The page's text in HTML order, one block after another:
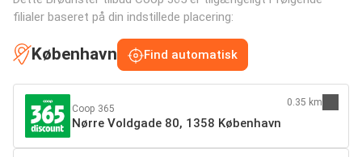
filialer baseret på din indstillede placering:
København Find automatisk
Coop 365
Nørre Voldgade 80, 1358 København
0.35 km